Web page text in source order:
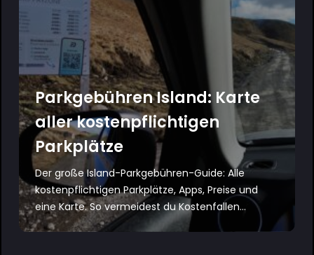
Parkgebühren Island: Karte
aller kostenpflichtigen
Parkplätze
Der große Island-Parkgebühren-Guide: Alle
kostenpflichtigen Parkplätze, Apps, Preise und
eine Karte. So vermeidest du Kostenfallen...